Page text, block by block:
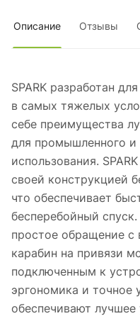
Описание Отзывы
SPARK разработан
в самых тяжелых
себе преимущества
для промышленного и
использования.
своей конструкцией
что обеспечивает
бесперебойный
простое обращение с
карабин на привязи
подключенным к
эргономика и точное
обеспечивают лучшее